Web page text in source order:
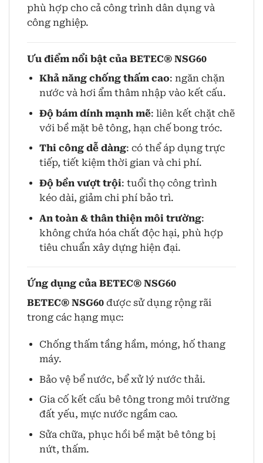
phù hợp cho cả công trình dân dụng và
công nghiệp.
Ưu điểm nổi bật của BETEC® NSG60
Khả năng chống thấm cao: ngăn chặn
nước và hơi ẩm thâm nhập vào kết cấu.
Độ bám dính mạnh mẽ: liên kết chặt chẽ
với bề mặt bê tông, hạn chế bong tróc.
Thi công dễ dàng: có thể áp dụng trực
tiếp, tiết kiệm thời gian và chi phí.
Độ bền vượt trội: tuổi thọ công trình
kéo dài, giảm chi phí bảo trì.
An toàn & thân thiện môi trường:
không chứa hóa chất độc hại, phù hợp
tiêu chuẩn xây dựng hiện đại.
Ứng dụng của BETEC® NSG60
BETEC® NSG60 được sử dụng rộng rãi
trong các hạng mục:
Chống thấm tầng hầm, móng, hố thang
máy.
Bảo vệ bể nước, bể xử lý nước thải.
Gia cố kết cấu bê tông trong môi trường
đất yếu, mực nước ngầm cao.
Sửa chữa, phục hồi bề mặt bê tông bị
nứt, thấm.